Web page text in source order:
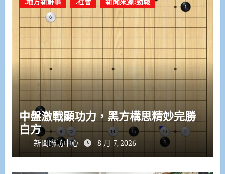
中盤激戰顯功力，黑方構思精妙完勝
白方
新聞聯訪中心 8 月 7, 2026